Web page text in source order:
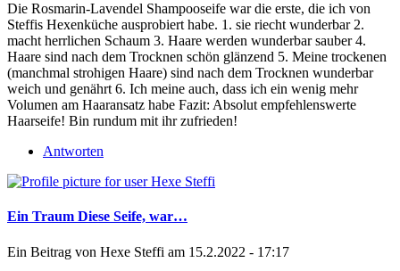
Die Rosmarin-Lavendel Shampooseife war die erste, die ich von
Steffis Hexenküche ausprobiert habe. 1. sie riecht wunderbar 2.
macht herrlichen Schaum 3. Haare werden wunderbar sauber 4.
Haare sind nach dem Trocknen schön glänzend 5. Meine trockenen
(manchmal strohigen Haare) sind nach dem Trocknen wunderbar
weich und genährt 6. Ich meine auch, dass ich ein wenig mehr
Volumen am Haaransatz habe Fazit: Absolut empfehlenswerte
Haarseife! Bin rundum mit ihr zufrieden!
Antworten
Ein Traum Diese Seife, war…
Ein Beitrag von Hexe Steffi am 15.2.2022 - 17:17